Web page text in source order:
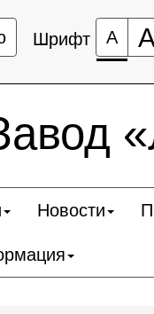
Шрифт А
Новости